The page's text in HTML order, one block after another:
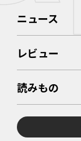
ニュース
レビュー
読みもの